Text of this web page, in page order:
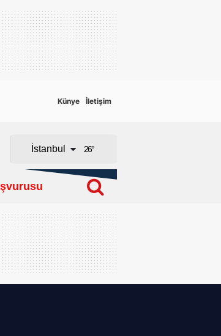
Künye İletişim
İstanbul
Adana
Adıyaman
Artvin
Aydın
Balıkesir
Bilecik
26°